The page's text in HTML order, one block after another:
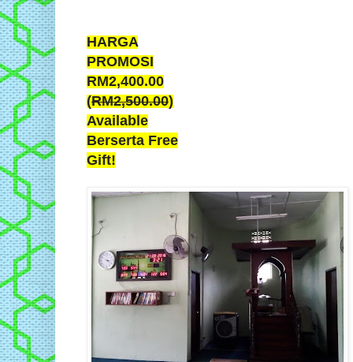
HARGA
PROMOSI
RM2,400.00
(RM2,500.00)
Available
Berserta Free
Gift!